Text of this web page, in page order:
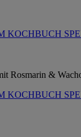
KOCHBUCH
KOCHBUCH